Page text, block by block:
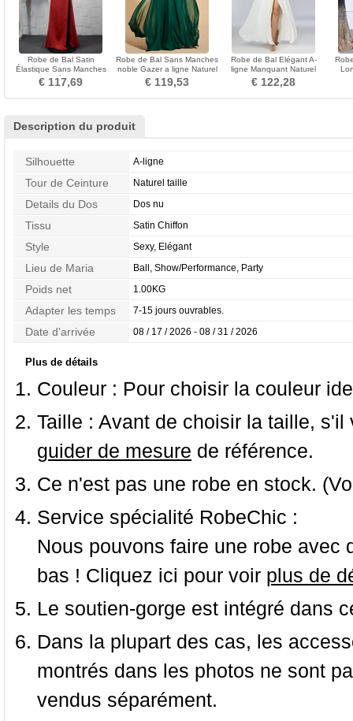
Robe de Bal Satin
Élastique Sans Manches
Automne Elégant Naturel
taille
€ 117,69
Robe de Bal Sans Manches
noble Gazer a ligne Naturel
taille Automne
€ 119,53
Robe de Bal Elégant A-
ligne Manquant Naturel
taille Col en V Sans
Manches
€ 122,28
Description du produit
Silhouette A-ligne
Tour de Ceinture Naturel taille
Details du Dos Dos nu
Tissu Satin Chiffon
Style Sexy, Elégant
Lieu de Maria Ball, Show/Performance, Party
Poids net 1.00KG
Adapter les temps 7-15 jours ouvrables.
Date d'arrivée 08 / 17 / 2026 - 08 / 31 / 2026
Plus de détails
Couleur : Pour choisir la couleur
Taille : Avant de choisir la taille,
guider de mesure de référence.
Ce n'est pas une robe en stock.
Service spécialité RobeChic :
Nous pouvons faire une robe
bas ! Cliquez ici pour voir plus de
Le soutien-gorge est intégré dans
Dans la plupart des cas, les
montrés dans les photos ne sont
vendus séparément.